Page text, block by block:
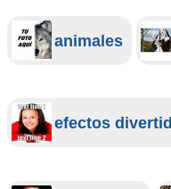
animales
efectos